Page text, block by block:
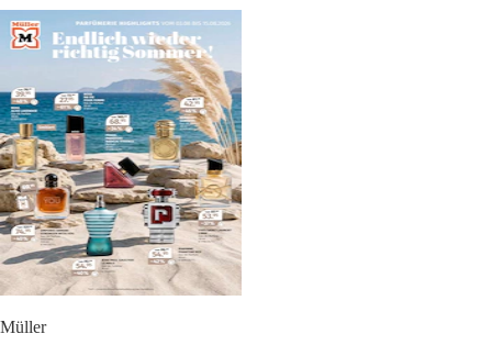
Müller